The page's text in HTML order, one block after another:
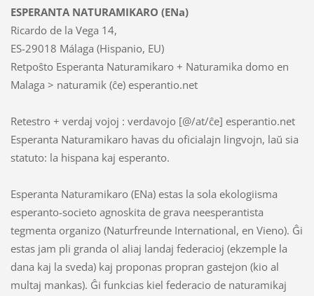
ESPERANTA NATURAMIKARO (ENa)
Ricardo de la Vega 14,
ES-29018 Málaga (Hispanio, EU)
Retpoŝto Esperanta Naturamikaro + Naturamika domo en
Malaga > naturamik (ĉe) esperantio.net
Retestro + verdaj vojoj : verdavojo [@/at/ĉe] esperantio.net
Esperanta Naturamikaro havas du oficialajn lingvojn, laŭ sia
statuto: la hispana kaj esperanto.
Esperanta Naturamikaro (ENa) estas la sola ekologiisma
esperanto-societo agnoskita de grava neesperantista
tegmenta organizo (Naturfreunde International, en Vieno). Ĝi
estas jam pli granda ol aliaj landaj federacioj (ekzemple la
dana kaj la sveda) kaj proponas propran gastejon (kio al
multaj mankas). Ĝi funkcias kiel federacio de naturamikaj